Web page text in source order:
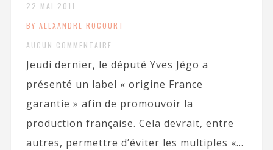
22 MAI 2011
BY ALEXANDRE ROCOURT
AUCUN COMMENTAIRE
Jeudi dernier, le député Yves Jégo a
présenté un label « origine France
garantie » afin de promouvoir la
production française. Cela devrait, entre
autres, permettre d’éviter les multiples «...